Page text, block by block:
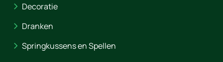
Decoratie
Dranken
Springkussens en Spellen